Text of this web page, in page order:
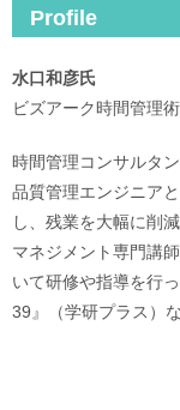
Profile
水口和彦氏
ビズアーク時間管理
時間管理コンサルタ
品質管理エンジニア
し、残業を大幅に削
マネジメント専門講
いて研修や指導を行
39』（学研プラス）な